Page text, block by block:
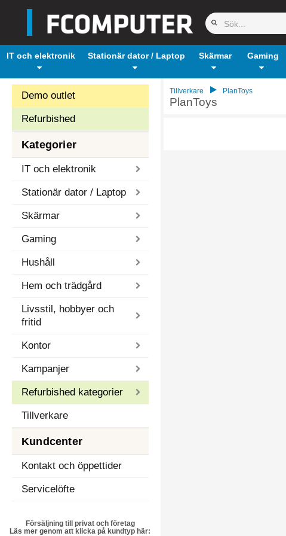
IT och elektronik Stationär dator / Laptop Skärmar Gaming
Demo outlet
Refurbished
Kategorier
IT och elektronik
Stationär dator / Laptop
Skärmar
Gaming
Hushåll
Hem och trädgård
Livsstil, hobbyer och
fritid
Kontor
Kampanjer
Refurbished kategorier
Tillverkare
Kundcenter
Kontakt och öppettider
Servicelöfte
Försäljning till privat och företag
Läs mer genom att klicka på kundtyp här:
Tillverkare PlanToys
PlanToys